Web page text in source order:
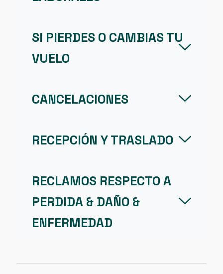
SI PIERDES O CAMBIAS TU
VUELO
CANCELACIONES
RECEPCIÓN Y TRASLADO
RECLAMOS RESPECTO A
PERDIDA & DAÑO &
ENFERMEDAD